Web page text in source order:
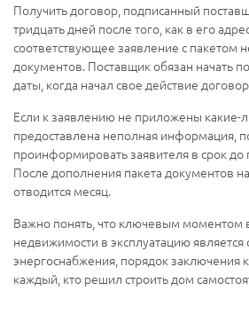
Получить договор, подписанный
тридцать дней после того, как в его
соответствующее заявление с пакетом
документов. Поставщик обязан начать
даты, когда начал свое действие
Если к заявлению не приложены какие-
предоставлена неполная информация,
проинформировать заявителя в срок до
После дополнения пакета документов
отводится месяц.
Важно понять, что ключевым моментом
недвижимости в эксплуатацию
энергоснабжения, порядок заключения
каждый, кто решил строить дом